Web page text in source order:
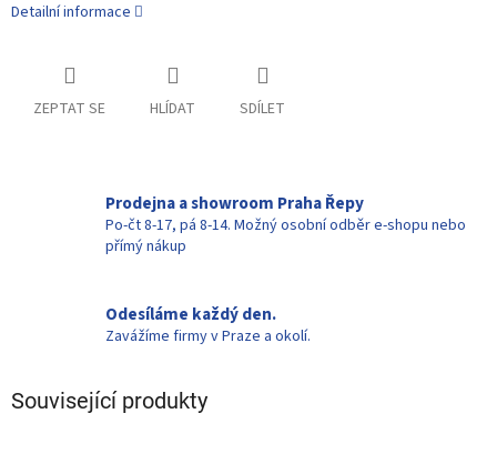
Detailní informace
ZEPTAT SE HLÍDAT SDÍLET
Prodejna a showroom Praha Řepy
Po-čt 8-17, pá 8-14. Možný osobní odběr e-shopu nebo
přímý nákup
Odesíláme každý den.
Zavážíme firmy v Praze a okolí.
Související produkty